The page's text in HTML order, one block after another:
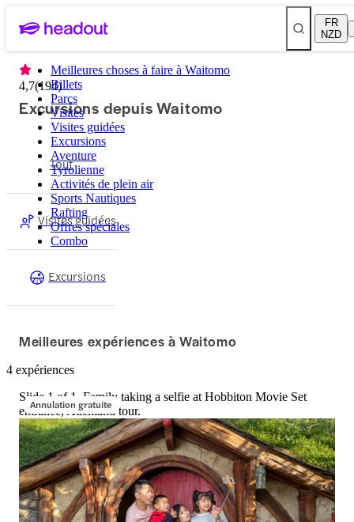
FR
NZD
Meilleures choses à faire à Waitomo
Billets
Parcs
Visites
Visites guidées
Excursions
Aventure
Tyrolienne
Activités de plein air
Sports Nautiques
Rafting
Offres spéciales
Combo
4,7(194)
Excursions depuis Waitomo
Tout
Visites guidées
Excursions
Meilleures expériences à Waitomo
4 expériences
Annulation gratuite
Slide 1 of 1, Family taking a selfie at Hobbiton Movie Set
entrance, Auckland tour.